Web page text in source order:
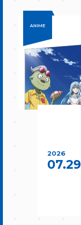
ANIME
2026
07.29